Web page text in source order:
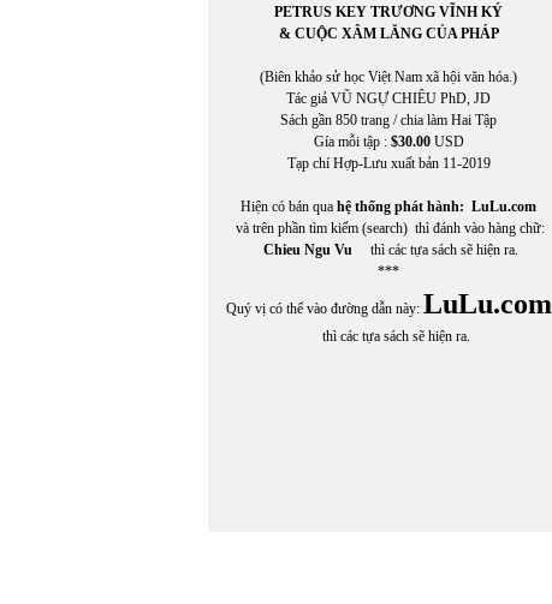
PETRUS KEY TRƯƠNG VĨNH KÝ
& CUỘC XÂM LĂNG CỦA PHÁP
(Biên khảo sử học Việt Nam xã hội văn hóa.)
Tác giả VŨ NGỰ CHIÊU PhD, JD
Sách gần 850 trang / chia làm Hai Tập
Gía mỗi tập : $30.00USD
Tạp chí Hợp-Lưu xuất bản 11-2019
Hiện có bán qua hệ thống phát hành: LuLu.com
và trên phần tìm kiếm (search) thì đánh vào hàng chữ:
Chieu Ngu Vu thì các tựa sách sẽ hiện ra.
***
Quý vị có thể vào đường dẫn này: LuLu.com
thì các tựa sách sẽ hiện ra.